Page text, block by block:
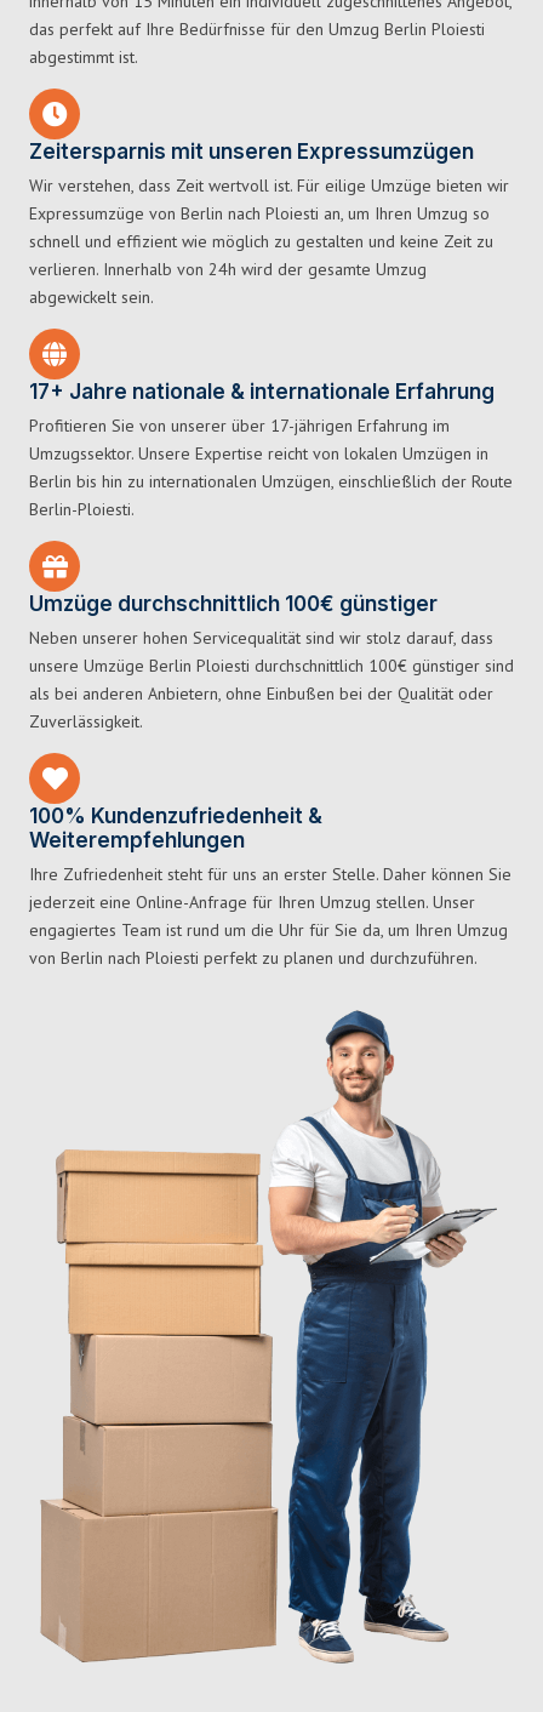
das perfekt auf Ihre Bedürfnisse für den Umzug Berlin Ploiesti
abgestimmt ist.
Zeitersparnis mit unseren Expressumzügen
Wir verstehen, dass Zeit wertvoll ist. Für eilige Umzüge bieten wir
Expressumzüge von Berlin nach Ploiesti an, um Ihren Umzug so
schnell und effizient wie möglich zu gestalten und keine Zeit zu
verlieren. Innerhalb von 24h wird der gesamte Umzug
abgewickelt sein.
17+ Jahre nationale & internationale Erfahrung
Profitieren Sie von unserer über 17-jährigen Erfahrung im
Umzugssektor. Unsere Expertise reicht von lokalen Umzügen in
Berlin bis hin zu internationalen Umzügen, einschließlich der Route
Berlin-Ploiesti.
Umzüge durchschnittlich 100€ günstiger
Neben unserer hohen Servicequalität sind wir stolz darauf, dass
unsere Umzüge Berlin Ploiesti durchschnittlich 100€ günstiger sind
als bei anderen Anbietern, ohne Einbußen bei der Qualität oder
Zuverlässigkeit.
100% Kundenzufriedenheit &
Weiterempfehlungen
Ihre Zufriedenheit steht für uns an erster Stelle. Daher können Sie
jederzeit eine Online-Anfrage für Ihren Umzug stellen. Unser
engagiertes Team ist rund um die Uhr für Sie da, um Ihren Umzug
von Berlin nach Ploiesti perfekt zu planen und durchzuführen.